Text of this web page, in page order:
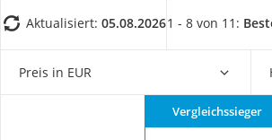
Aktualisiert: 05.08.20261 - 8 von 11:
Preis in EUR
Vergleichssieger